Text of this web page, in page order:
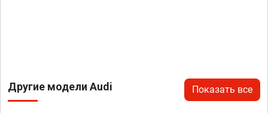
Другие модели Audi Показать все